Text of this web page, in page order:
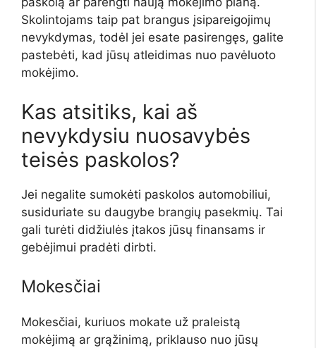
Skolintojams taip pat brangus įsipareigojimų
nevykdymas, todėl jei esate pasirengęs, galite
pastebėti, kad jūsų atleidimas nuo pavėluoto
mokėjimo.
Kas atsitiks, kai aš
nevykdysiu nuosavybės
teisės paskolos?
Jei negalite sumokėti paskolos automobiliui,
susiduriate su daugybe brangių pasekmių. Tai
gali turėti didžiulės įtakos jūsų finansams ir
gebėjimui pradėti dirbti.
Mokesčiai
Mokesčiai, kuriuos mokate už praleistą
mokėjimą ar grąžinimą, priklauso nuo jūsų